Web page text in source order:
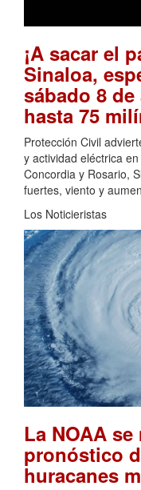
¡A sacar el
Sinaloa,
sábado 8
hasta 75
Protección Civil
y actividad eléctrica
Concordia y Rosario,
fuertes, viento y
Los Noticieristas
La NOAA
pronóstico
huracanes